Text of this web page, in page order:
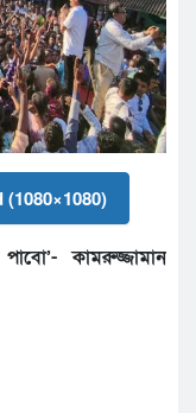
কামরুজ্জামান